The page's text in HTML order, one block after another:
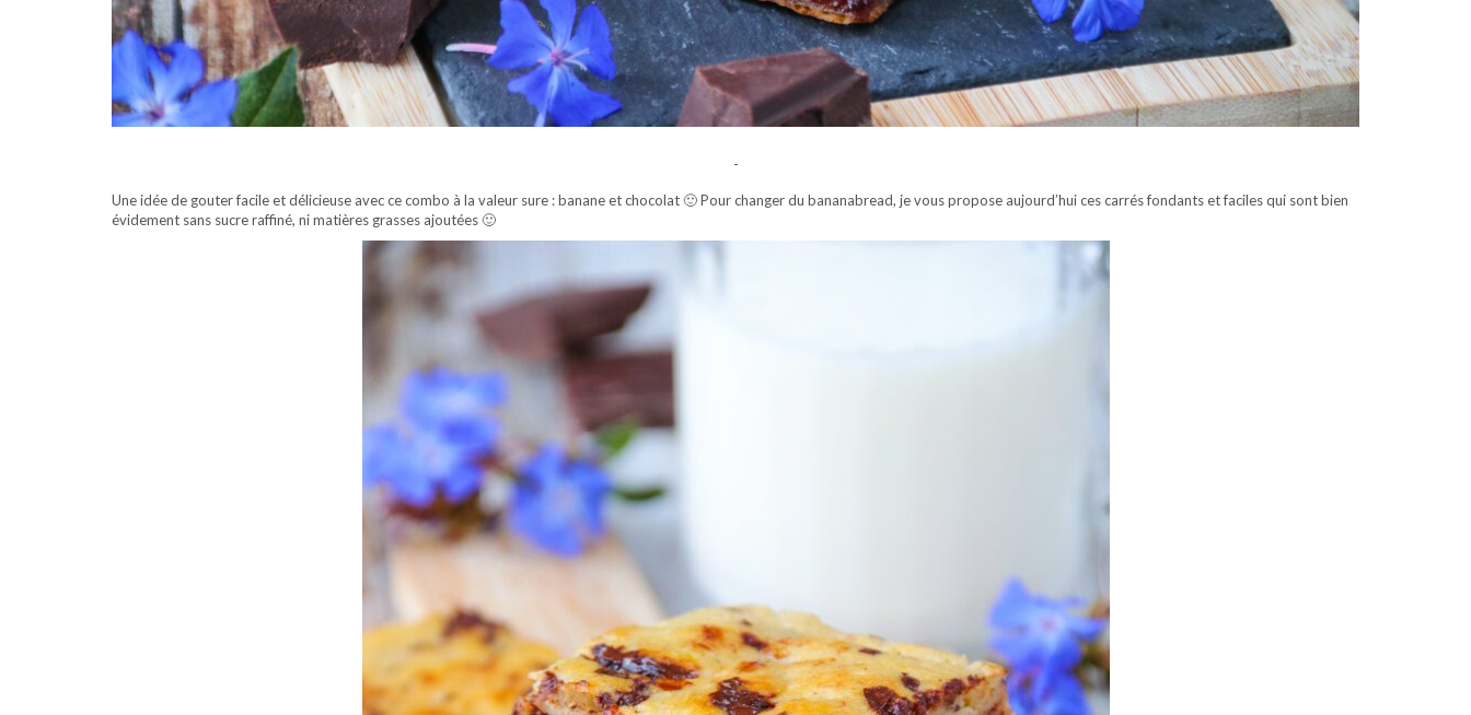
-
Une idée de gouter facile et délicieuse avec ce combo à la valeur sure : banane et chocolat 🙂 Pour changer du bananabread, je vous propose aujourd’hui ces carrés fondants et faciles qui sont bien
évidement sans sucre raffiné, ni matières grasses ajoutées 🙂